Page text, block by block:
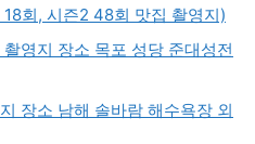
회, 시즌2 48회 맛집 촬영지)
영지 장소 목포 성당 준대성전
장소 남해 솔바람 해수욕장 외